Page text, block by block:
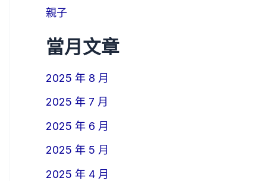
親子
當月文章
2025 年 8 月
2025 年 7 月
2025 年 6 月
2025 年 5 月
2025 年 4 月